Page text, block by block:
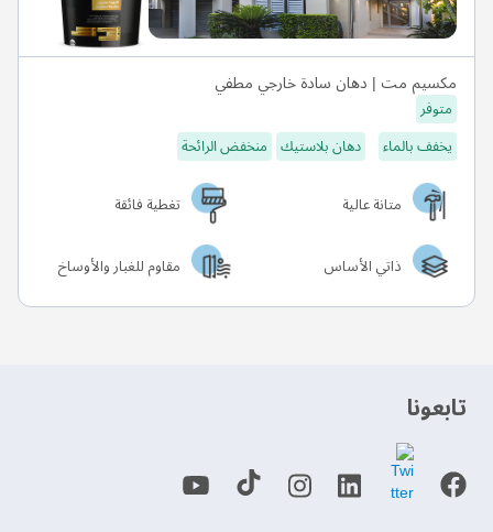
مكسيم مت | دهان سادة خارجي مطفي
متوفر
يخفف بالماء
دهان بلاستيك منخفض الرائحة
متانة عالية
تغطية فائقة
ذاتي الأساس
مقاوم للغبار والأوساخ
‫تابعونا‬